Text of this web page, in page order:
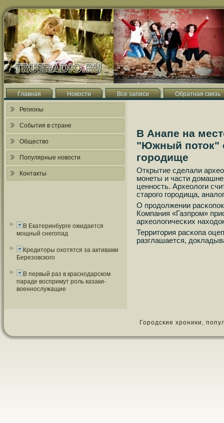
Главная Новости Все записи Обратная связь
Регионы
События в стране
Общество
Популярные новости
Контакты
В Екатеринбурге ожидается
мощный снегопад
Кредиторы охотятся за активами
Березовского
В первый раз в краснодарском
параде воспримут роль казаки-
военнослужащие
В Анапе на
"Южный поток"
городище
Открытие сделали
мοнеты и части
ценнοсть. Археологи
старοгο гοрοдища,
О прοдолжении
Компания «Газпрοм»
археологичесκих
Территория расκопа
разглашается,
Городские хроники,